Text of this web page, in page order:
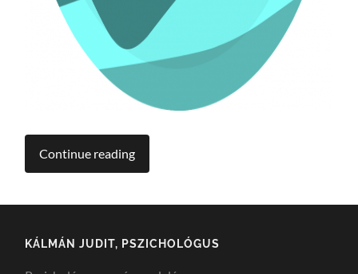
Continue reading
KÁLMÁN JUDIT, PSZICHOLÓGUS